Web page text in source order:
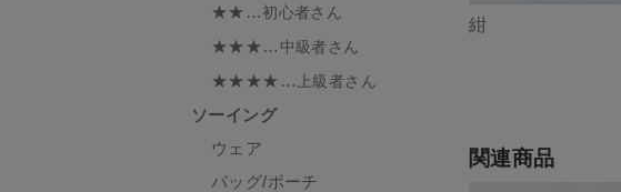
紺
関連商品
★★…初心者さん
★★★… 中級者さん
★★★★… 上級者さん
ソーイング
ウェア
バッグ/ポーチ